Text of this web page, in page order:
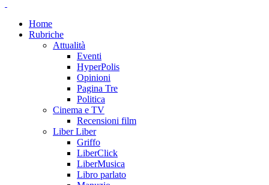
Home
Rubriche
Attualità
Eventi
HyperPolis
Opinioni
Pagina Tre
Politica
Cinema e TV
Recensioni film
Liber Liber
Griffo
LiberClick
LiberMusica
Libro parlato